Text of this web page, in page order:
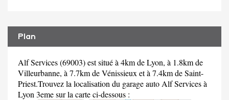
Plan
Alf Services (69003) est situé à 4km de Lyon, à 1.8km de
Villeurbanne, à 7.7km de Vénissieux et à 7.4km de Saint-
Priest.Trouvez la localisation du garage auto Alf Services à
Lyon 3eme sur la carte ci-dessous :